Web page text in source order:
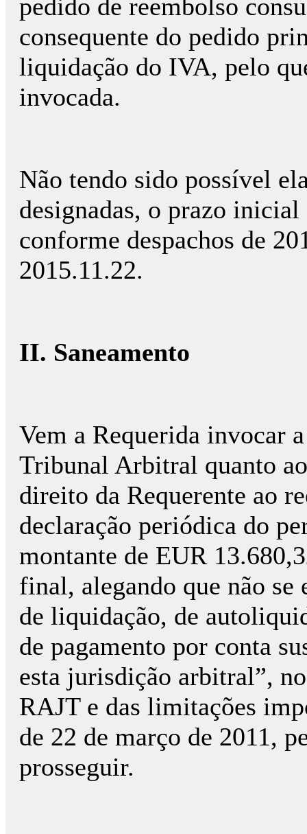
pedido de reembolso
consequente do pedido
liquidação do IVA, pelo
invocada.
Não tendo sido possível
designadas, o prazo
conforme despachos de
2015.11.22.
II. Saneamento
Vem a Requerida invocar
Tribunal Arbitral quanto
direito da Requerente ao
declaração periódica do
montante de EUR
final, alegando que não
de liquidação, de
de pagamento por conta
esta jurisdição arbitral”,
RAJT e das limitações
de 22 de março de 2011,
prosseguir.